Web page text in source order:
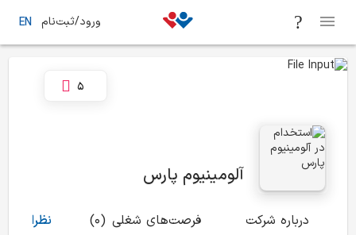
ورود/ثبت‌نام EN
آلومینیوم پارس
5
درباره شرکت (0) فرصت‌های شغلی نظرات